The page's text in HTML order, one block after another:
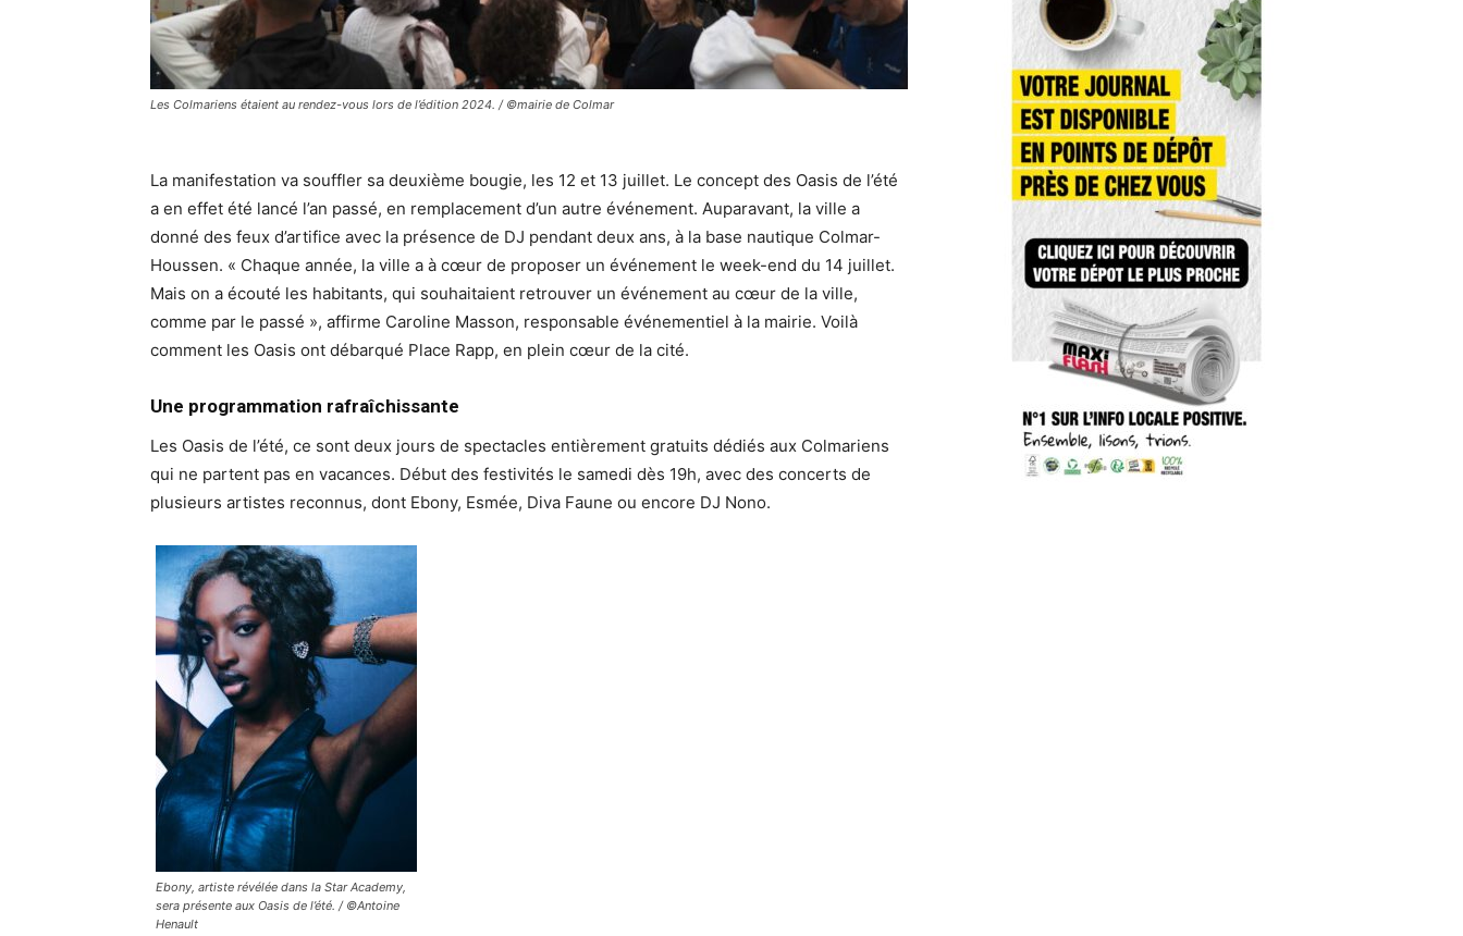
Les Colmariens étaient au rendez-vous lors de l’édition 2024. / ©mairie de Colmar
La manifestation va souffler sa deuxième bougie, les 12 et 13 juillet. Le concept des Oasis de l’été
a en effet été lancé l’an passé, en remplacement d’un autre événement. Auparavant, la ville a
donné des feux d’artifice avec la présence de DJ pendant deux ans, à la base nautique Colmar-
Houssen. « Chaque année, la ville a à cœur de proposer un événement le week-end du 14 juillet.
Mais on a écouté les habitants, qui souhaitaient retrouver un événement au cœur de la ville,
comme par le passé », affirme Caroline Masson, responsable événementiel à la mairie. Voilà
comment les Oasis ont débarqué Place Rapp, en plein cœur de la cité.
Une programmation rafraîchissante
Les Oasis de l’été, ce sont deux jours de spectacles entièrement gratuits dédiés aux Colmariens
qui ne partent pas en vacances. Début des festivités le samedi dès 19h, avec des concerts de
plusieurs artistes reconnus, dont Ebony, Esmée, Diva Faune ou encore DJ Nono.
Ebony, artiste révélée dans la Star Academy,
sera présente aux Oasis de l’été. / ©Antoine
Henault